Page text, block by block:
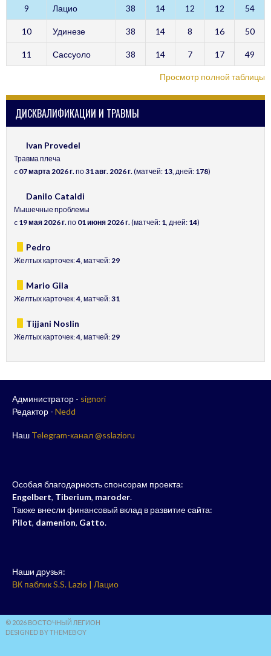
9 Лацио 38 14 12 12 54
10 Удинезе 38 14 8 16 50
11 Сассуоло 38 14 7 17 49
Просмотр полной таблицы
ДИСКВАЛИФИКАЦИИ И ТРАВМЫ
Ivan Provedel
Травма плеча
c 07 марта 2026 г.по31 авг. 2026 г.(матчей: 13, дней: 178)
Danilo Cataldi
Мышечные проблемы
c 19 мая 2026 г.по 01 июня 2026 г.(матчей: 1, дней: 14)
Pedro
Желтых карточек:4, матчей:29
Mario Gila
Желтых карточек:4, матчей:31
Tijjani Noslin
Желтых карточек:4, матчей:29
Администратор - signori
Редактор - Nedd
Наш Telegram-канал @sslazioru
Особая благодарность спонсорам проекта:
Engelbert, Tiberium, maroder.
Также внесли финансовый вклад в развитие сайта:
Pilot, damenion, Gatto.
Наши друзья:
ВК паблик S.S. Lazio | Лацио
© 2026 ВОСТОЧНЫЙ ЛЕГИОН
DESIGNED BY THEMEBOY